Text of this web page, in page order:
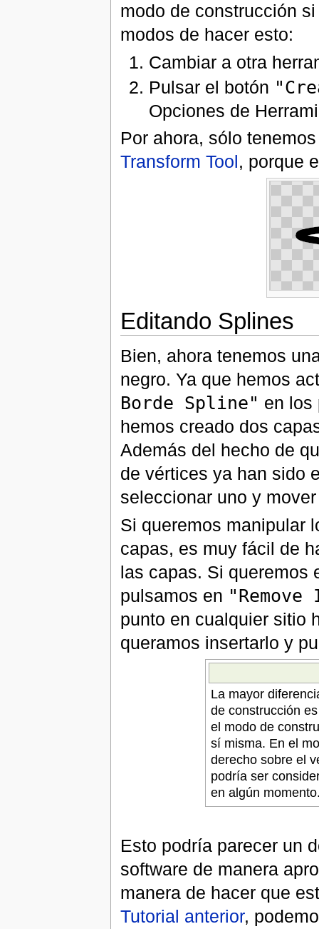
modo de construcción
modos de hacer esto:
Cambiar a otra
Pulsar el botón
Opciones de
Por ahora, sólo
Transform Tool, porque
Editando Splines
Bien, ahora tenemos
negro. Ya que hemos
Borde Spline" en los
hemos creado dos
Además del hecho de
de vértices ya han sido
seleccionar uno y
Si queremos manipular
capas, es muy fácil de
las capas. Si queremos
pulsamos en
punto en cualquier sitio
queramos insertarlo y
La mayor
de construcción
el modo de
sí misma. En el
derecho sobre el
podría ser
en algún
Esto podría parecer un
software de manera
manera de hacer que
Tutorial anterior,